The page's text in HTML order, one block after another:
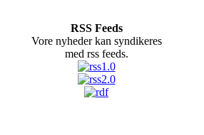
RSS Feeds
Vore nyheder kan syndikeres
med rss feeds.